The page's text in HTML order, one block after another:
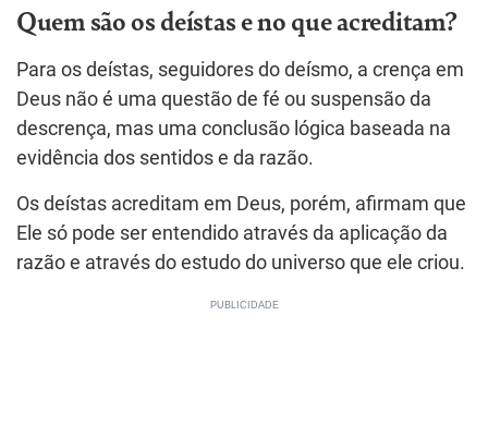
Quem são os deístas e no que acreditam?
Para os deístas, seguidores do deísmo, a crença em
Deus não é uma questão de fé ou suspensão da
descrença, mas uma conclusão lógica baseada na
evidência dos sentidos e da razão.
Os deístas acreditam em Deus, porém, afirmam que
Ele só pode ser entendido através da aplicação da
razão e através do estudo do universo que ele criou.